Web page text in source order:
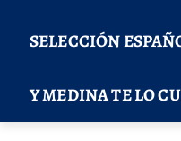
SELECCIÓN
Y MEDINA TE LO